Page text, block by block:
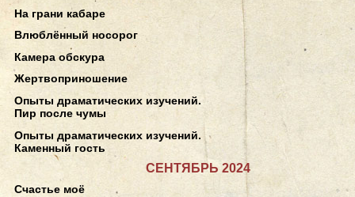
На грани кабаре
Влюблённый носорог
Камера обскура
Жертвоприношение
Опыты драматических изучений.
Пир после чумы
Опыты драматических изучений.
Каменный гость
СЕНТЯБРЬ 2024
Счастье моё